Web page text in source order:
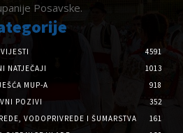
Posavske.
VIJESTI
4591
NATJEČAJI
1013
MUP-A
918
POZIVI
352
VODOPRIVREDE I ŠUMARSTVA
161